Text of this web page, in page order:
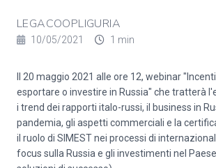
LEGACOOPLIGURIA
10/05/2021 1 min
Il 20 maggio 2021 alle ore 12, webinar
esportare o investire in Russia" che tratterà
i trend dei rapporti italo-russi, il business in
pandemia, gli aspetti commerciali e la
il ruolo di SIMEST nei processi di
focus sulla Russia e gli investimenti nel